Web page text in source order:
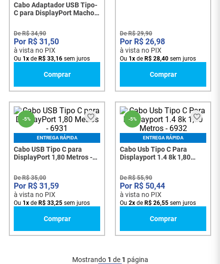
Cabo Adaptador USB Tipo-
C para DisplayPort Macho
MCB-055 - 8498
DeR$ 34,90
R$ 31,50
à vista no PIX
Ou 1x de R$ 33,16 sem juros
Comprar
DeR$ 29,90
R$ 26,98
à vista no PIX
Ou 1x de R$ 28,40 sem juros
Comprar
-5%
ENTREGA RÁPIDA
Cabo USB Tipo C para
DisplayPort 1,80 Metros -
DeR$ 35,00
R$ 31,59
à vista no PIX
Ou 1x de R$ 33,25 sem juros
Comprar
-5%
ENTREGA RÁPIDA
Cabo Usb Tipo C Para
Displayport 1.4 8k 1,80
DeR$ 55,90
R$ 50,44
à vista no PIX
Ou 2x de R$ 26,55 sem juros
Comprar
Mostrando 1 de 1 página